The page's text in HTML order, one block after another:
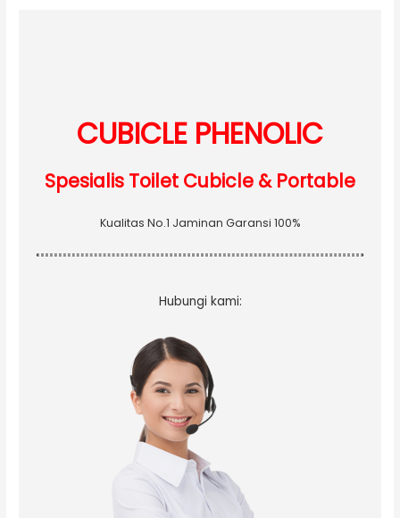
CUBICLE PHENOLIC
Spesialis Toilet Cubicle & Portable
Kualitas No.1 Jaminan Garansi 100%
Hubungi kami: